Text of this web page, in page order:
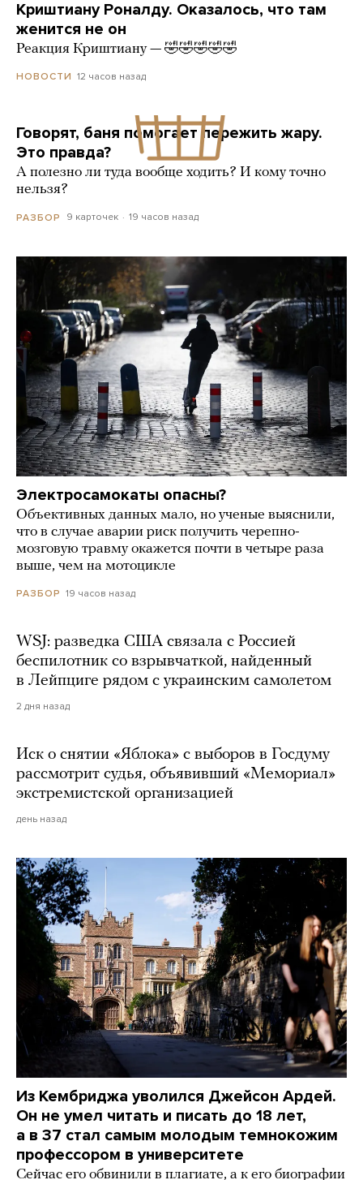
Криштиану Роналду. Оказалось, что там
женится не он
Реакция Криштиану — 🤣🤣🤣🤣🤣
НОВОСТИ 12 часов назад
Говорят, баня помогает пережить жару.
Это правда?
А полезно ли туда вообще ходить? И кому точно
нельзя?
РАЗБОР 9 карточек 19 часов назад
Электросамокаты опасны?
Объективных данных мало, но ученые выяснили,
что в случае аварии риск получить черепно-
мозговую травму окажется почти в четыре раза
выше, чем на мотоцикле
РАЗБОР 19 часов назад
WSJ: разведка США связала с Россией
беспилотник со взрывчаткой, найденный
в Лейпциге рядом с украинским самолетом
2 дня назад
Иск о снятии «Яблока» с выборов в Госдуму
рассмотрит судья, объявивший «Мемориал»
экстремистской организацией
день назад
Из Кембриджа уволился Джейсон Ардей.
Он не умел читать и писать до 18 лет,
а в 37 стал самым молодым темнокожим
профессором в университете
Сейчас его обвинили в плагиате, а к его биографии